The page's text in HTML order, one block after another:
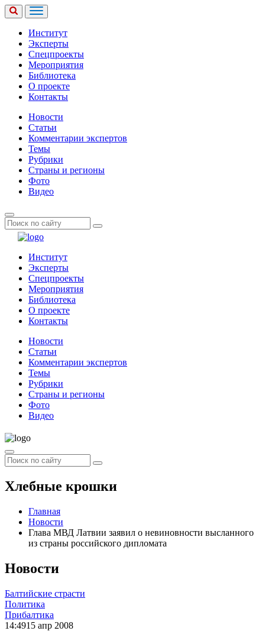
Институт
Эксперты
Спецпроекты
Мероприятия
Библиотека
О проекте
Контакты
Новости
Статьи
Комментарии экспертов
Темы
Рубрики
Страны и регионы
Фото
Видео
Институт
Эксперты
Спецпроекты
Мероприятия
Библиотека
О проекте
Контакты
Новости
Статьи
Комментарии экспертов
Темы
Рубрики
Страны и регионы
Фото
Видео
Хлебные крошки
Главная
Новости
Глава МВД Латвии заявил о невиновности высланного
из страны российского дипломата
Новости
Балтийские страсти
Политика
Прибалтика
14:4915 апр 2008